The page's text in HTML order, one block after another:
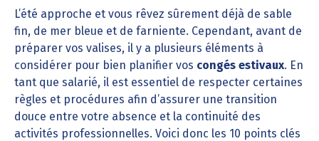
L’été approche et vous rêvez sûrement déjà de sable
fin, de mer bleue et de farniente. Cependant, avant de
préparer vos valises, il y a plusieurs éléments à
considérer pour bien planifier vos congés estivaux. En
tant que salarié, il est essentiel de respecter certaines
règles et procédures afin d’assurer une transition
douce entre votre absence et la continuité des
activités professionnelles. Voici donc les 10 points clés